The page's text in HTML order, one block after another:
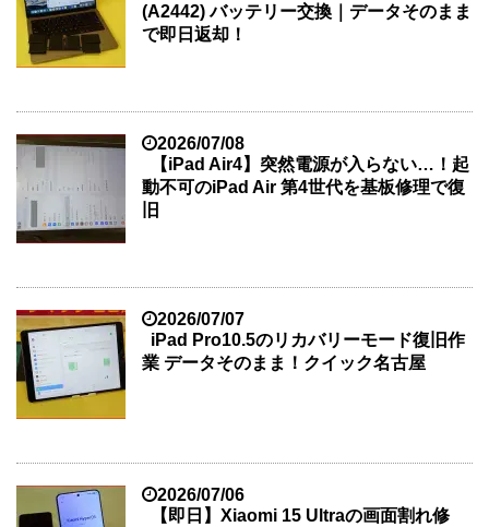
(A2442) バッテリー交換｜データそのまま
で即日返却！
2026/07/08
【iPad Air4】突然電源が入らない…！起
動不可のiPad Air 第4世代を基板修理で復
旧
2026/07/07
iPad Pro10.5のリカバリーモード復旧作
業 データそのまま！クイック名古屋
2026/07/06
【即日】Xiaomi 15 Ultraの画面割れ修